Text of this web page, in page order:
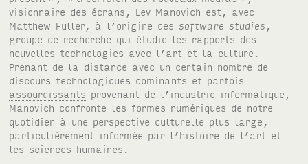
visionnaire des écrans, Lev Manovich est, avec
Matthew Fuller, à l’origine des software studies
groupe de recherche qui étudie les rapports des
nouvelles technologies avec l’art et la culture.
Prenant de la distance avec un certain nombre de
discours technologiques dominants et parfois
assourdissants provenant de l’industrie informatique,
Manovich confronte les formes numériques de notre
quotidien à une perspective culturelle plus large,
particulièrement informée par l’histoire de l’art et
les sciences humaines.